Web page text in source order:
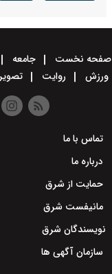
صفحه نخست جامعه
ورزش
روایت تصویر
تماس با ما
درباره ما
حمایت از شرق
مانیفست شرق
نویسندگان شرق
سازمان آگهی ها